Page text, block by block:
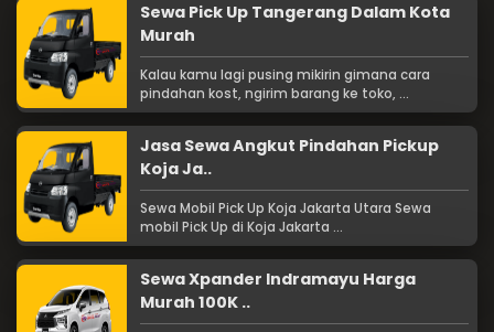
Sewa Pick Up Tangerang Dalam Kota
Murah
Kalau kamu lagi pusing mikirin gimana cara
pindahan kost, ngirim barang ke toko, ...
Jasa Sewa Angkut Pindahan Pickup
Koja Ja..
Sewa Mobil Pick Up Koja Jakarta Utara Sewa
mobil Pick Up di Koja Jakarta ...
Sewa Xpander Indramayu Harga
Murah 100K ..